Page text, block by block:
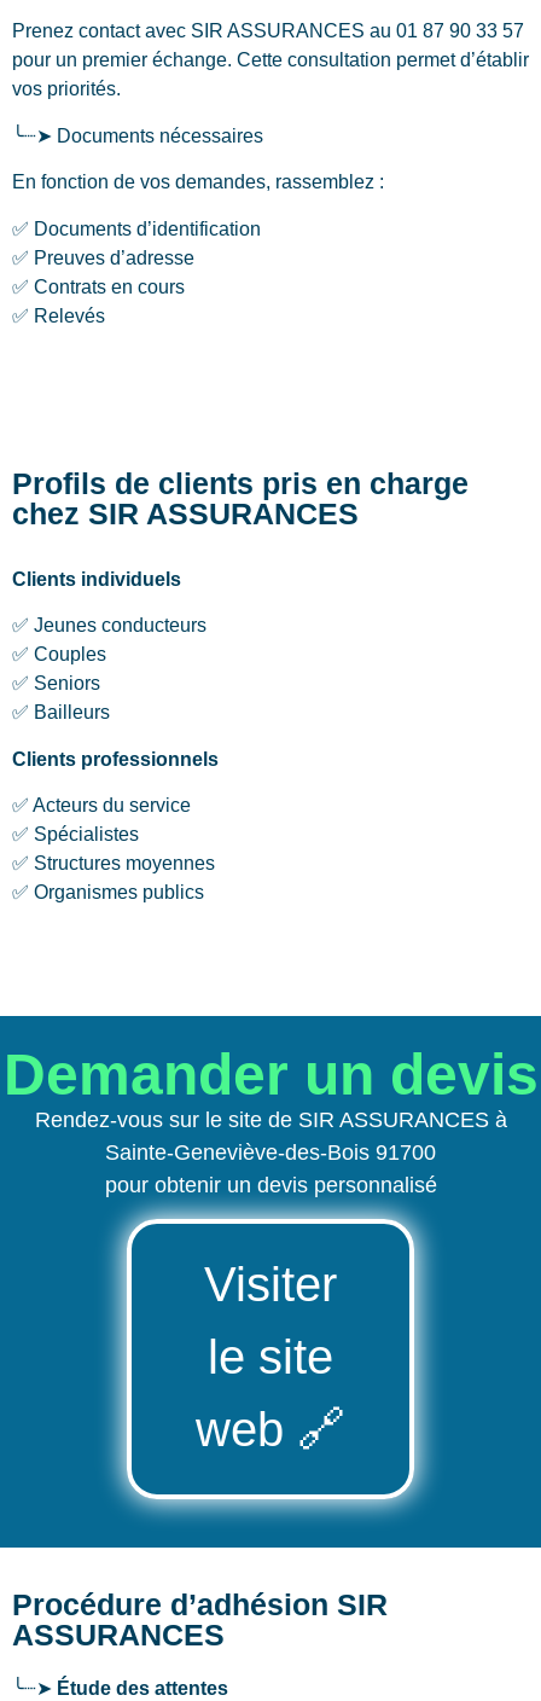
Prenez contact avec SIR ASSURANCES au 01 87 90 33 57
pour un premier échange. Cette consultation permet d’établir
vos priorités.
╰┈➤ Documents nécessaires
En fonction de vos demandes, rassemblez :
✅ Documents d’identification
✅ Preuves d’adresse
✅ Contrats en cours
✅ Relevés
Profils de clients pris en charge
chez SIR ASSURANCES
Clients individuels
✅ Jeunes conducteurs
✅ Couples
✅ Seniors
✅ Bailleurs
Clients professionnels
✅ Acteurs du service
✅ Spécialistes
✅ Structures moyennes
✅ Organismes publics
Demander un devis
Rendez-vous sur le site de SIR ASSURANCES à
Sainte-Geneviève-des-Bois 91700
pour obtenir un devis personnalisé
Visiter
le site
web 🔗
Procédure d’adhésion SIR
ASSURANCES
╰┈➤ Étude des attentes